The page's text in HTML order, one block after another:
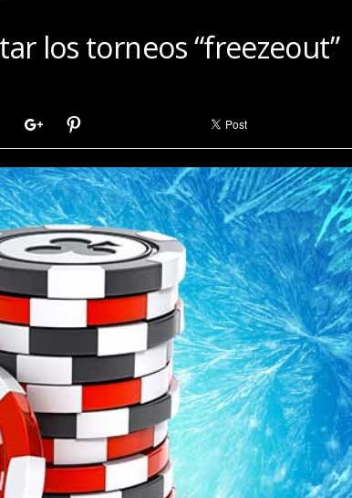
los torneos “freezeout”